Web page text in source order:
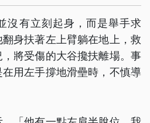
沒有立刻起身，而是舉手求
身扶著左上臂躺在地上，救
將受傷的大谷攙扶離場。事
用左手撐地滑壘時，不慎導